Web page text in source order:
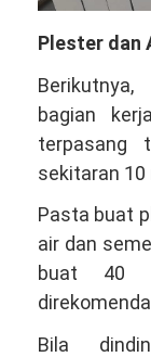
Plester dan
bagian
terpasang
sekitaran
Pasta buat
air dan
buat 40
Bila